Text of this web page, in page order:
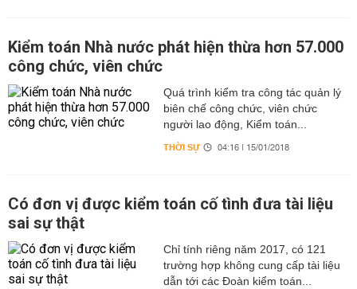
Kiểm toán Nhà nước phát hiện thừa hơn 57.000
công chức, viên chức
Quá trình kiểm tra công tác quản lý
biên chế công chức, viên chức
người lao động, Kiểm toán...
THỜI SỰ 04:16 | 15/01/2018
Có đơn vị được kiểm toán cố tình đưa tài liệu
sai sự thật
Chỉ tính riêng năm 2017, có 121
trường hợp không cung cấp tài liệu
dẫn tới các Đoàn kiểm toán...